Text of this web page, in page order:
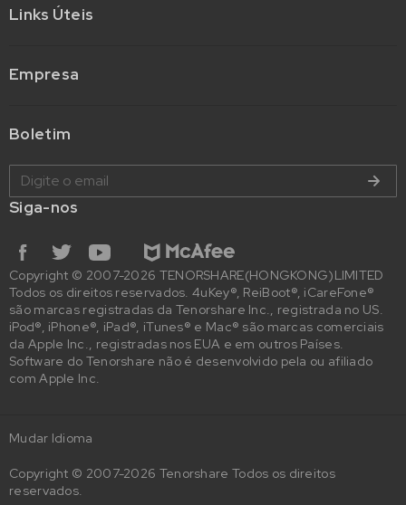
Links Úteis
Empresa
Boletim
Siga-nos
Copyright © 2007-2026 TENORSHARE(HONGKONG)LIMITED
Todos os direitos reservados. 4uKey®, ReiBoot®, iCareFone®
são marcas registradas da Tenorshare Inc., registrada no US.
iPod®, iPhone®, iPad®, iTunes® e Mac® são marcas comerciais
da Apple Inc., registradas nos EUA e em outros Países.
Software do Tenorshare não é desenvolvido pela ou afiliado
com Apple Inc.
Mudar Idioma
Copyright © 2007-2026 Tenorshare Todos os direitos
reservados.